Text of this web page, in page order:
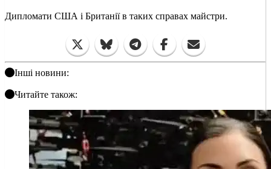
Дипломати США і Британії в таких справах майстри.
Інші новини:
Читайте також: